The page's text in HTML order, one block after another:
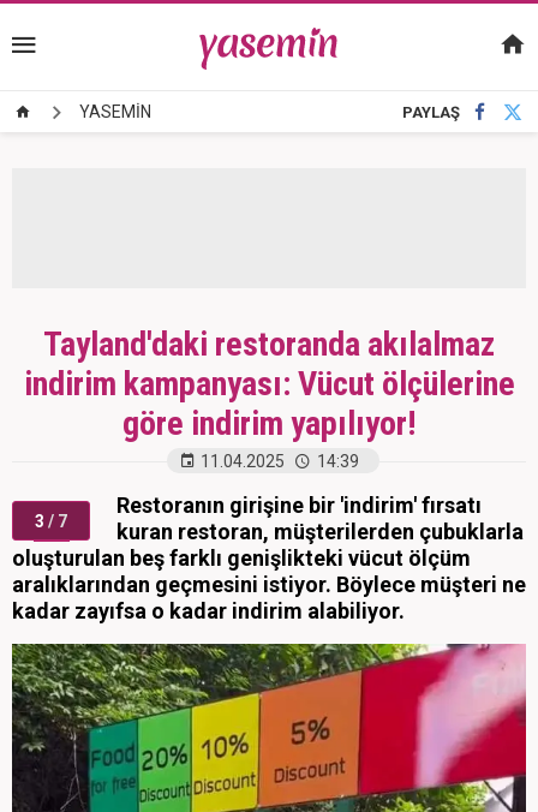
YASEMİN PAYLAŞ
Tayland'daki restoranda akılalmaz
indirim kampanyası: Vücut ölçülerine
göre indirim yapılıyor!
11.04.2025 14:39
3 / 7
Restoranın girişine bir 'indirim' fırsatı
kuran restoran, müşterilerden çubuklarla
oluşturulan beş farklı genişlikteki vücut ölçüm
aralıklarından geçmesini istiyor. Böylece müşteri ne
kadar zayıfsa o kadar indirim alabiliyor.